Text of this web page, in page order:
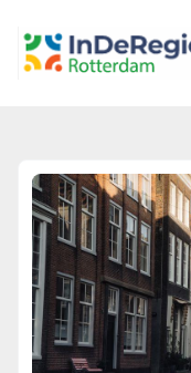
inderegiorotterdam.nl